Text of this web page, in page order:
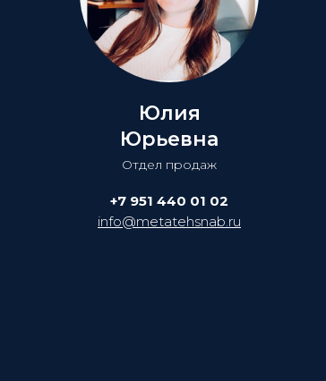
Юлия
Юрьевна
Отдел продаж
+7 951 440 01 02
info@metatehsnab.ru